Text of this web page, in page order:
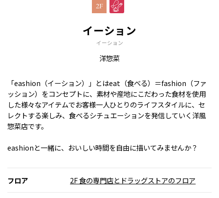
2F
イーション
イーション
洋惣菜
「eashion（イーション）」とはeat（食べる）＝fashion（ファ
ッション）をコンセプトに、素材や産地にこだわった食材を使用
した様々なアイテムでお客様一人ひとりのライフスタイルに、セ
レクトする楽しみ、食べるシチュエーションを発信していく洋風
惣菜店です。
eashionと一緒に、おいしい時間を自由に描いてみませんか？
フロア 2F 食の専門店とドラッグストアのフロア